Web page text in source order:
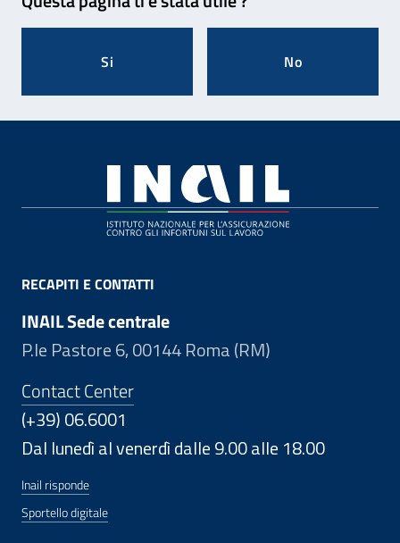
Si No
RECAPITI E CONTATTI
INAIL Sede centrale
P.le Pastore 6, 00144 Roma (RM)
Contact Center
(+39) 06.6001
Dal lunedì al venerdì dalle 9.00 alle 18.00
Inail risponde
Sportello digitale